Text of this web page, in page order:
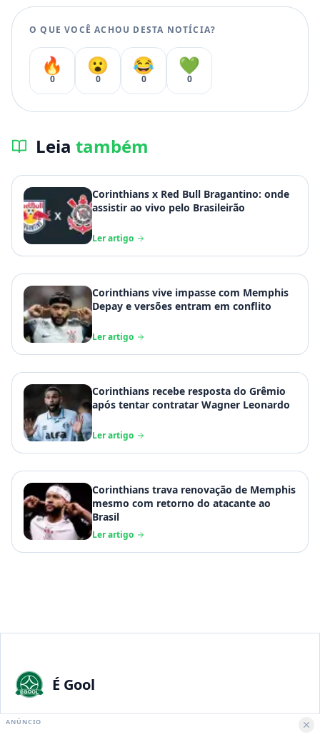
O QUE VOCÊ ACHOU DESTA NOTÍCIA?
🔥
0
😮
0
😂
0
💚
0
Leia também
Corinthians x Red Bull Bragantino: onde
assistir ao vivo pelo Brasileirão
Ler artigo
Corinthians vive impasse com Memphis
Depay e versões entram em conflito
Ler artigo
Corinthians recebe resposta do Grêmio
após tentar contratar Wagner Leonardo
Ler artigo
Corinthians trava renovação de Memphis
mesmo com retorno do atacante ao
Brasil
Ler artigo
É Gool
A maior paixão nacional merece a melhor experiência digital.
ANÚNCIO